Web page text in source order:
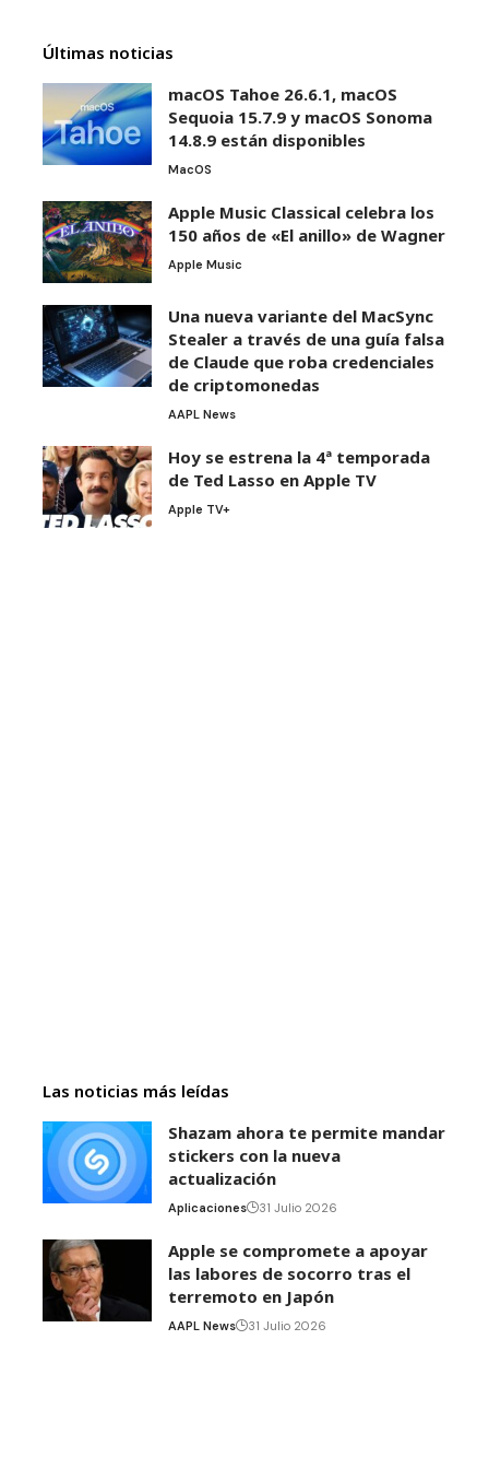
Últimas noticias
macOS Tahoe 26.6.1, macOS
Sequoia 15.7.9 y macOS Sonoma
14.8.9 están disponibles
MacOS
Apple Music Classical celebra los
150 años de «El anillo» de Wagner
Apple Music
Una nueva variante del MacSync
Stealer a través de una guía falsa
de Claude que roba credenciales
de criptomonedas
AAPL News
Hoy se estrena la 4ª temporada
de Ted Lasso en Apple TV
Apple TV+
Las noticias más leídas
Shazam ahora te permite mandar
stickers con la nueva
actualización
Aplicaciones 31 Julio 2026
Apple se compromete a apoyar
las labores de socorro tras el
terremoto en Japón
AAPL News 31 Julio 2026